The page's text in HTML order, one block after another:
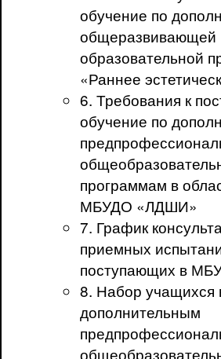
обучение по
общеразвивающей
образовательной
«Раннее
6. Требования к
обучение по
программам в
МБУДО «ЛДШИ»
7. График
приемных
поступающих в
8. Набор учащихся
дополнительным